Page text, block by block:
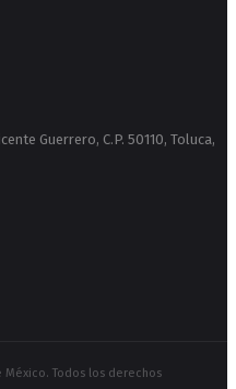
Guerrero, C.P. 50110, Toluca,
Todos los derechos